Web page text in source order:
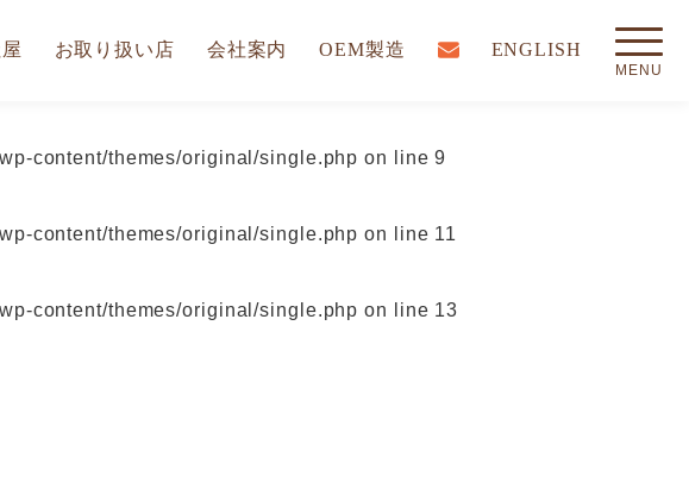
お取り扱い店 会社案内 OEM製造 ENGLISH
content/themes/original/single.php on line9
content/themes/original/single.php on line 11
content/themes/original/single.php on line 13